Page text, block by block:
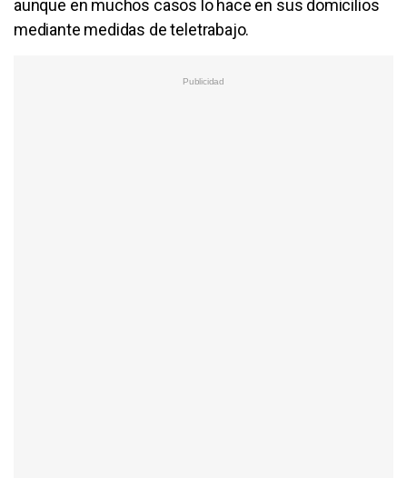
aunque en muchos casos lo hace en sus domicilios
mediante medidas de teletrabajo.